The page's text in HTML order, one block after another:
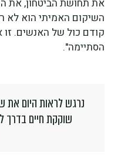
את תחושת הביטחון, את
השיקום האמיתי הוא לא
קודם כול של האנשים. זו
הסתיימה".
נרגש לראות היום את
שוקקת חיים בדרך